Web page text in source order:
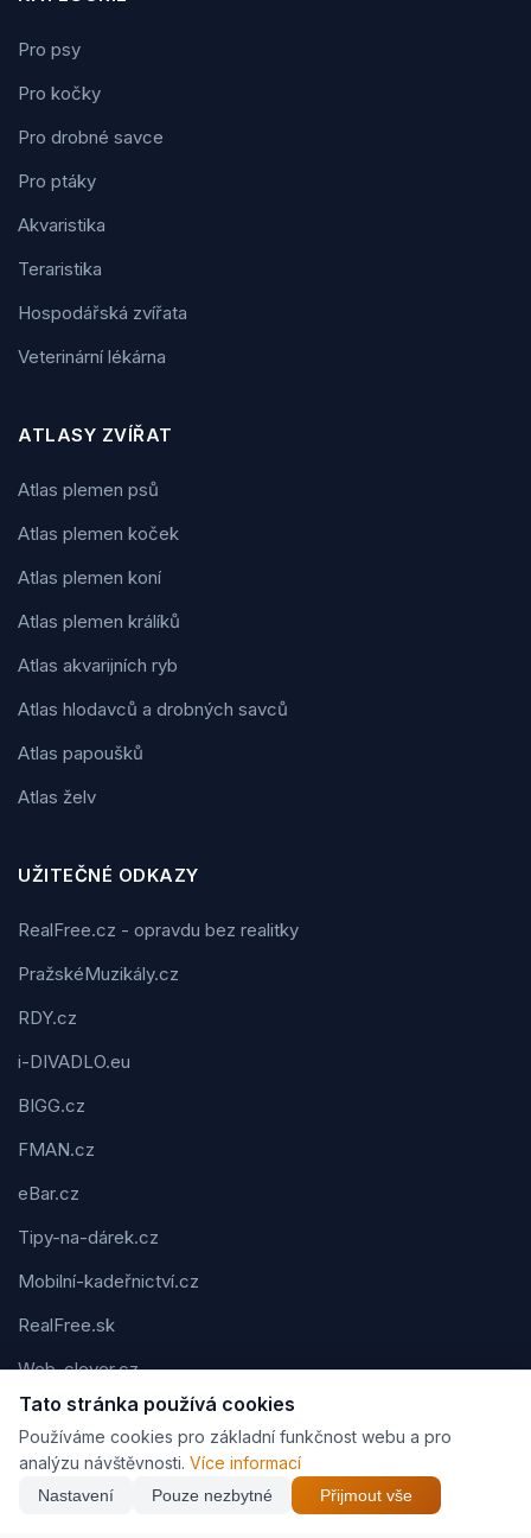
Pro psy
Pro kočky
Pro drobné savce
Pro ptáky
Akvaristika
Teraristika
Hospodářská zvířata
Veterinární lékárna
ATLASY ZVÍŘAT
Atlas plemen psů
Atlas plemen koček
Atlas plemen koní
Atlas plemen králíků
Atlas akvarijních ryb
Atlas hlodavců a drobných savců
Atlas papoušků
Atlas želv
UŽITEČNÉ ODKAZY
RealFree.cz - opravdu bez realitky
PražskéMuzikály.cz
RDY.cz
i-DIVADLO.eu
BIGG.cz
FMAN.cz
eBar.cz
Tipy-na-dárek.cz
Mobilní-kadeřnictví.cz
RealFree.sk
Web-clever.cz
Kvízov.cz
Karavaning.net
CVčko.eu
Tato stránka používá cookies
Používáme cookies pro základní funkčnost webu a pro
analýzu návštěvnosti. Více informací
Nastavení Pouze nezbytné Přijmout vše